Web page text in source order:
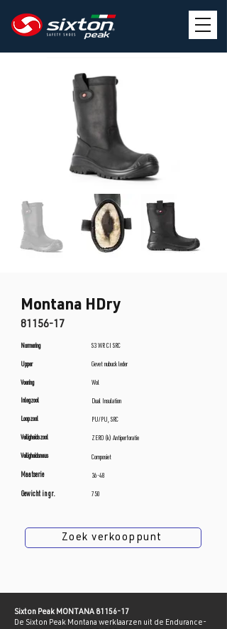
Montana HDry
81156-17
Normering S3 WR CI SRC
Upper Gevet nubuck leder
Voering Wol
Inlegzool Dual Insulation
Loopzool PU/PU, SRC
Veiligheidszool ZERO (k) Antiperforatie
Veiligheidsneus Composiet
Maatserie 36-48
Gewicht in gr. 750
Zoek verkooppunt
Sixton Peak MONTANA 81156-17
De Sixton Peak Montana werklaarzen uit de Endurance-